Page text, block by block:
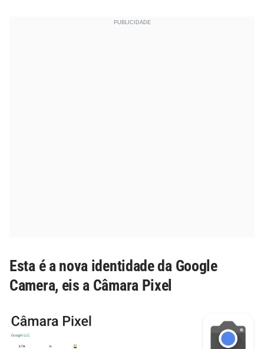
Esta é a nova identidade da Google
Camera, eis a Câmara Pixel